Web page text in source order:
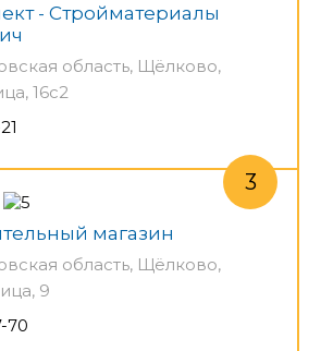
- Стройматериалы
область, Щёлково,
16с2
магазин
область, Щёлково,
9
70